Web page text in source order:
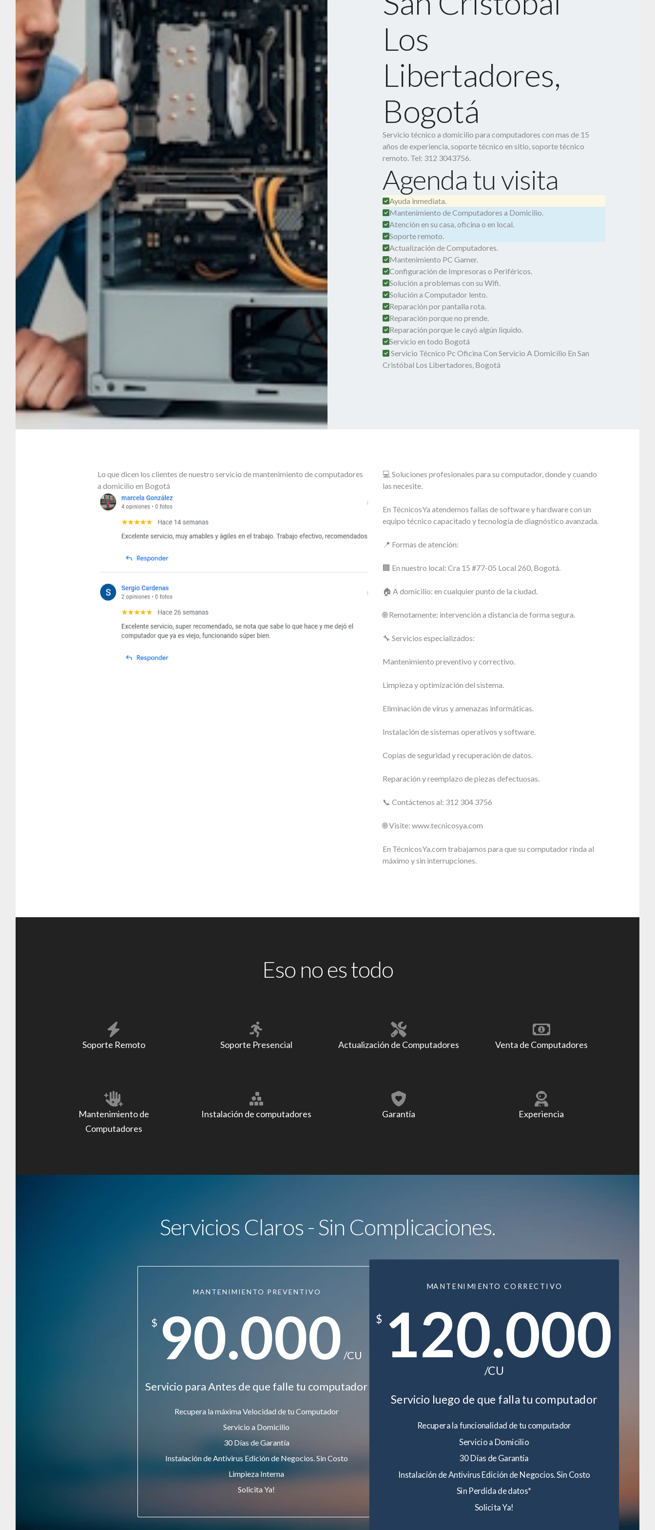
Los
Libertadores,
Bogotá
Servicio técnico a domicilio para computadores con mas de 15
años de experiencia, soporte técnico en sitio, soporte técnico
remoto. Tel: 312 3043756.
Agenda tu visita
Ayuda inmediata.
Mantenimiento de Computadores a Domicilio.
Atención en su casa, oficina o en local.
Soporte remoto.
Actualización de Computadores.
Mantenimiento PC Gamer.
Configuración de Impresoras o Periféricos.
Solución a problemas con su Wifi.
Solución a Computador lento.
Reparación por pantalla rota.
Reparación porque no prende.
Reparación porque le cayó algún liquido.
Servicio en todo Bogotá
Servicio Técnico Pc Oficina Con Servicio A Domicilio En San
Cristóbal Los Libertadores, Bogotá
Lo que dicen los clientes de nuestro servicio de mantenimiento de computadores
a domicilio en Bogotá
💻 Soluciones profesionales para su computador, donde y cuando
las necesite.
En TécnicosYa atendemos fallas de software y hardware con un
equipo técnico capacitado y tecnología de diagnóstico avanzada.
📍 Formas de atención:
🏢 En nuestro local: Cra 15 #77-05 Local 260, Bogotá.
🏠 A domicilio: en cualquier punto de la ciudad.
🌐 Remotamente: intervención a distancia de forma segura.
🔧 Servicios especializados:
Mantenimiento preventivo y correctivo.
Limpieza y optimización del sistema.
Eliminación de virus y amenazas informáticas.
Instalación de sistemas operativos y software.
Copias de seguridad y recuperación de datos.
Reparación y reemplazo de piezas defectuosas.
📞 Contáctenos al: 312 304 3756
🌐 Visite: www.tecnicosya.com
En TécnicosYa.com trabajamos para que su computador rinda al
máximo y sin interrupciones.
Eso no es todo
Soporte Remoto Soporte Presencial Actualización de Computadores Venta de Computadores
Mantenimiento de
Computadores
Instalación de computadores Garantía Experiencia
Servicios Claros - Sin Complicaciones.
MANTENIMIENTO PREVENTIVO
$ 90.000 /CU
Servicio para Antes de que falle tu computador
Recupera la máxima Velocidad de tu Computador
Servicio a Domicilio
30 Días de Garantía
Instalación de Antivirus Edición de Negocios. Sin Costo
Limpieza Interna
Solicita Ya!
MANTENIMIENTO CORRECTIVO
$ 120.000
/CU
Servicio luego de que falla tu computador
Recupera la funcionalidad de tu computador
Servicio a Domicilio
30 Días de Garantía
Instalación de Antivirus Edición de Negocios. Sin Costo
Sin Perdida de datos*
Solicita Ya!